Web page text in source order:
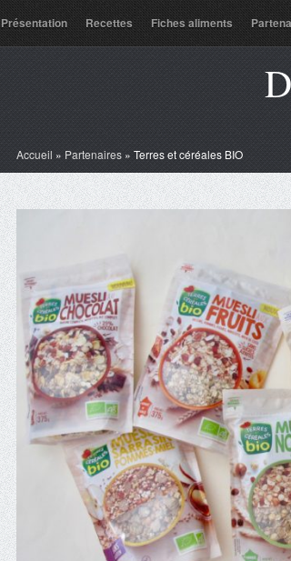
Présentation Recettes Fiches aliments
Accueil » Partenaires » Terres et céréales BIO